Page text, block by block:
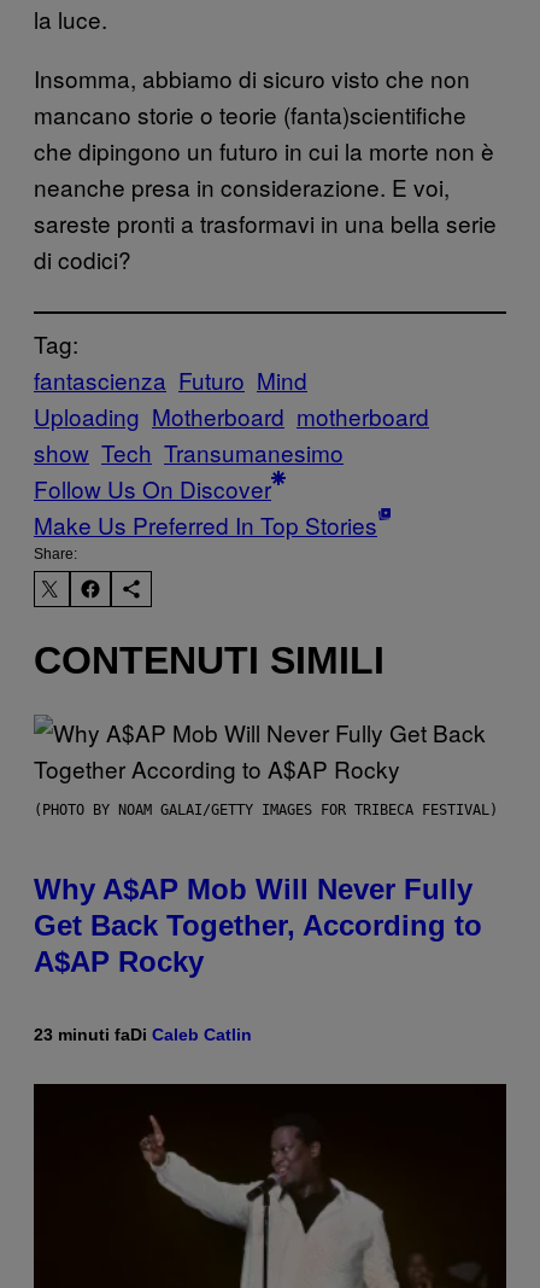
la luce.
Insomma, abbiamo di sicuro visto che non
mancano storie o teorie (fanta)scientifiche
che dipingono un futuro in cui la morte non è
neanche presa in considerazione. E voi,
sareste pronti a trasformavi in una bella serie
di codici?
Tag:
fantascienza Futuro Mind
Uploading Motherboard motherboard
show Tech Transumanesimo
Follow Us On Discover
Make Us Preferred In Top Stories
Share:
CONTENUTI SIMILI
(PHOTO BY NOAM GALAI/GETTY IMAGES FOR TRIBECA FESTIVAL)
Why A$AP Mob Will Never Fully
Get Back Together, According to
A$AP Rocky
23 minuti faDi Caleb Catlin